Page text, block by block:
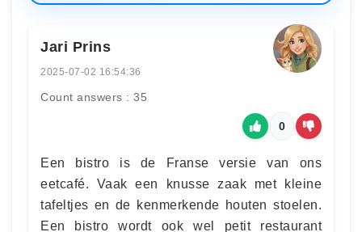
Jari Prins
2025-07-02 16:54:36
Count answers : 35
0
Een bistro is de Franse versie van ons
eetcafé. Vaak een knusse zaak met kleine
tafeltjes en de kenmerkende houten stoelen.
Een bistro wordt ook wel petit restaurant